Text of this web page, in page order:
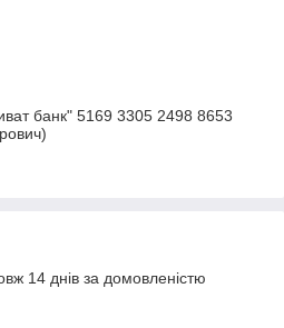
банк" 5169 3305 2498 8653
14 днів за домовленістю